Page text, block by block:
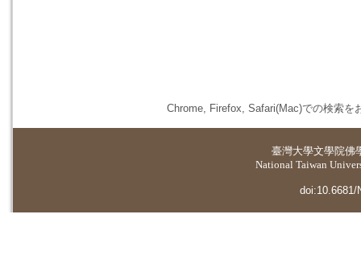
Chrome, Firefox, Safari(Mac)での検索を
臺灣大學文學院佛
National Taiwan
doi:10.6681/